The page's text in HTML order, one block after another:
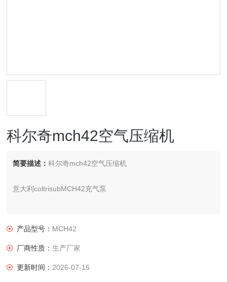
科尔奇mch42空气压缩机
简要描述：科尔奇mch42空气压缩机
意大利coltrisubMCH42充气泵
产品型号： MCH42
厂商性质：生产厂家
更新时间： 2026-07-16